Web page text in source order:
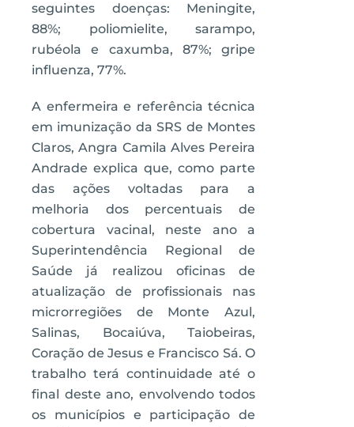
seguintes doenças: Meningite,
88%; poliomielite, sarampo,
rubéola e caxumba, 87%; gripe
influenza, 77%.
A enfermeira e referência técnica
em imunização da SRS de Montes
Claros, Angra Camila Alves Pereira
Andrade explica que, como parte
das ações voltadas para a
melhoria dos percentuais de
cobertura vacinal, neste ano a
Superintendência Regional de
Saúde já realizou oficinas de
atualização de profissionais nas
microrregiões de Monte Azul,
Salinas, Bocaiúva, Taiobeiras,
Coração de Jesus e Francisco Sá. O
trabalho terá continuidade até o
final deste ano, envolvendo todos
os municípios e participação de